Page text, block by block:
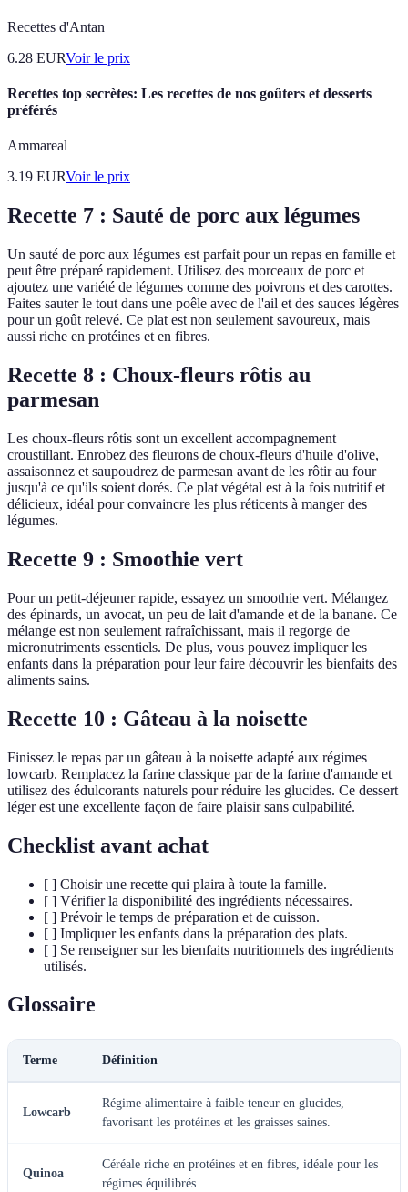
Recettes d'Antan
6.28 EURVoir le prix
Recettes top secrètes: Les recettes de nos goûters et desserts
préférés
Ammareal
3.19 EURVoir le prix
Recette 7 : Sauté de porc aux légumes
Un sauté de porc aux légumes est parfait pour un repas en famille et
peut être préparé rapidement. Utilisez des morceaux de porc et
ajoutez une variété de légumes comme des poivrons et des carottes.
Faites sauter le tout dans une poêle avec de l'ail et des sauces légères
pour un goût relevé. Ce plat est non seulement savoureux, mais
aussi riche en protéines et en fibres.
Recette 8 : Choux-fleurs rôtis au
parmesan
Les choux-fleurs rôtis sont un excellent accompagnement
croustillant. Enrobez des fleurons de choux-fleurs d'huile d'olive,
assaisonnez et saupoudrez de parmesan avant de les rôtir au four
jusqu'à ce qu'ils soient dorés. Ce plat végétal est à la fois nutritif et
délicieux, idéal pour convaincre les plus réticents à manger des
légumes.
Recette 9 : Smoothie vert
Pour un petit-déjeuner rapide, essayez un smoothie vert. Mélangez
des épinards, un avocat, un peu de lait d'amande et de la banane. Ce
mélange est non seulement rafraîchissant, mais il regorge de
micronutriments essentiels. De plus, vous pouvez impliquer les
enfants dans la préparation pour leur faire découvrir les bienfaits des
aliments sains.
Recette 10 : Gâteau à la noisette
Finissez le repas par un gâteau à la noisette adapté aux régimes
lowcarb. Remplacez la farine classique par de la farine d'amande et
utilisez des édulcorants naturels pour réduire les glucides. Ce dessert
léger est une excellente façon de faire plaisir sans culpabilité.
Checklist avant achat
[ ] Choisir une recette qui plaira à toute la famille.
[ ] Vérifier la disponibilité des ingrédients nécessaires.
[ ] Prévoir le temps de préparation et de cuisson.
[ ] Impliquer les enfants dans la préparation des plats.
[ ] Se renseigner sur les bienfaits nutritionnels des ingrédients
utilisés.
Glossaire
Terme Définition
Lowcarb
Régime alimentaire à faible teneur en glucides,
favorisant les protéines et les graisses saines.
Quinoa
Céréale riche en protéines et en fibres, idéale pour les
régimes équilibrés.